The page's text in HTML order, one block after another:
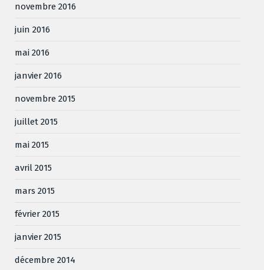
novembre 2016
juin 2016
mai 2016
janvier 2016
novembre 2015
juillet 2015
mai 2015
avril 2015
mars 2015
février 2015
janvier 2015
décembre 2014